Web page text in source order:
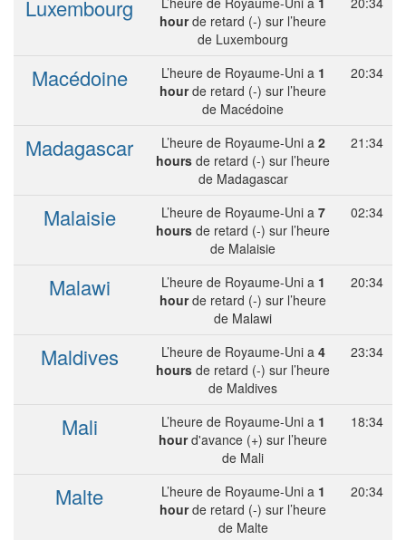
Luxembourg
hourde retard (-) sur l’heure
de Luxembourg
Macédoine L’heure de Royaume-Uni a 1
hourde retard (-) sur l’heure
de Macédoine
20:34
Madagascar L’heure de Royaume-Uni a 2
hours de retard (-) sur l’heure
de Madagascar
21:34
Malaisie L’heure de Royaume-Uni a 7
hours de retard (-) sur l’heure
de Malaisie
02:34
Malawi L’heure de Royaume-Uni a 1
hourde retard (-) sur l’heure
de Malawi
20:34
Maldives L’heure de Royaume-Uni a 4
hours de retard (-) sur l’heure
de Maldives
23:34
Mali L’heure de Royaume-Uni a 1
hourd'avance (+) sur l’heure
de Mali
18:34
Malte L’heure de Royaume-Uni a 1
hourde retard (-) sur l’heure
de Malte
20:34